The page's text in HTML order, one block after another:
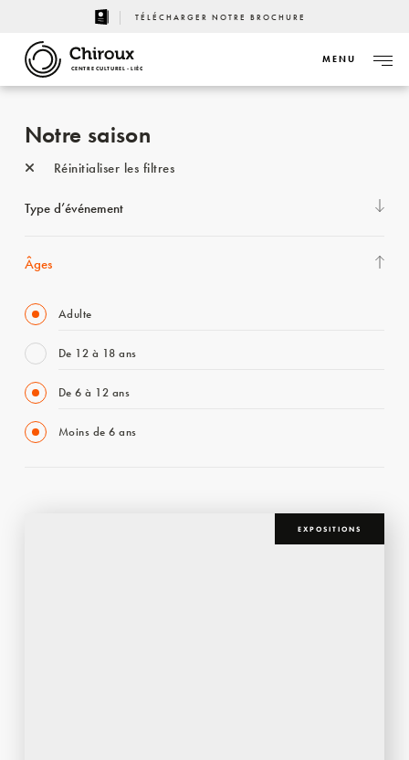
TÉLÉCHARGER NOTRE BROCHURE
CENTRE CULTUREL - LIÈGE
MENU
Notre saison
Réinitialiser les filtres
Type d’événement
Âges
Adulte
De 12 à 18 ans
De 6 à 12 ans
Moins de 6 ans
EXPOSITIONS